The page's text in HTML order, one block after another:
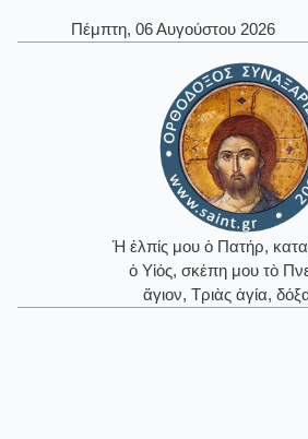
Πέμπτη, 06 Αυγούστου 2026
Ἡ ἐλπίς μου ὁ Πατήρ,
ὁ Υἱός, σκέπη μου τὸ
ἅγιον, Τριὰς ἁγία,